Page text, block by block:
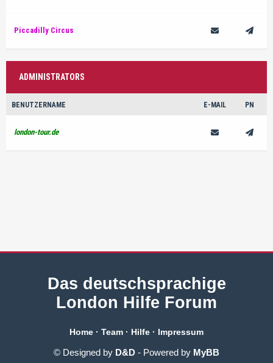
Piccadilly Circus
ADMINISTRATORS
BENUTZERNAME E-MAIL PN
london-tour.de
Das deutschsprachige
London Hilfe Forum
Home · Team · Hilfe · Impressum
© Designed by D&D - Powered by MyBB